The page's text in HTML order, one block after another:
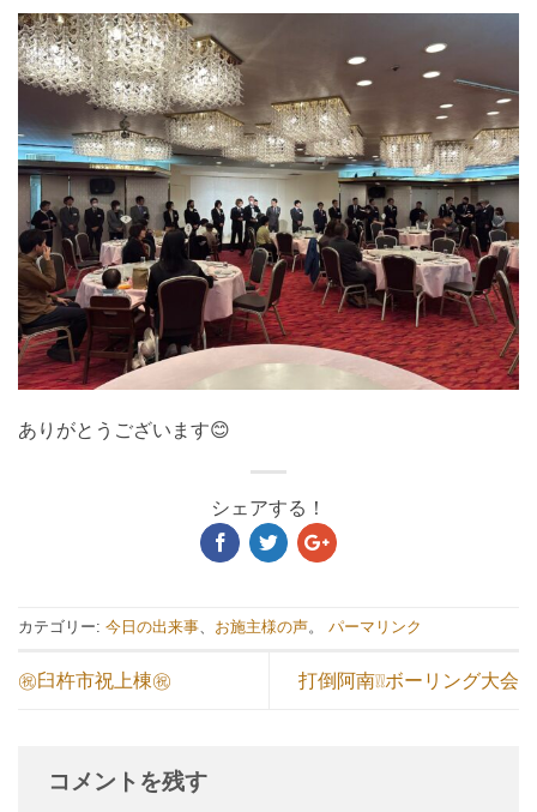
ありがとうございます😊
シェアする！
カテゴリー: 今日の出来事、 お施主様の声。 パーマリンク
㊗臼杵市祝上棟㊗ 打倒阿南❕❕ボーリング大会
コメントを残す